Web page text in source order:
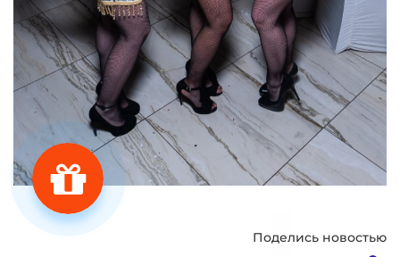
Поделись новостью